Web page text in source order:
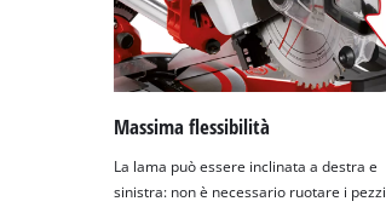
Massima flessibilità
La lama può essere inclinata a destra e
sinistra: non è necessario ruotare i pezzi